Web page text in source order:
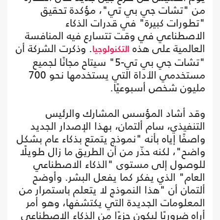
من "تشات جي بي تي"، مؤكدة تحقيق
"تطورات كبيرة" في قدرات الذكاء
الاصطناعي في وقت تتسارع فيه المنافسة
العالمية على هذه التكنولوجيا. وذكرت الشركة أن
"تشات جي بي تي-5" سيتاح مجانًا لجميع
مستخدمي الأداة التي يستخدمها نحو 700
مليون شخص أسبوعيًا.
وقد أشاد المؤسس المشارك والرئيس
التنفيذي، سام ألتمان، بهذا الإصدار الجديد
واصفًا إياه بأنه "نموذج يتمتع بذكاء عام بشكل
واضح"، لكنه حذّر من أن الطريق ما زال طويلًا
للوصول إلى مستوى "الذكاء الاصطناعي
العام" الذي يفكر كما يفعل البشر. وأوضح
ألتمان أن "هذا النموذج لا يتعلم باستمرار من
المعلومات الجديدة التي يكتشفها، وهو أمر
أراه ضروريًا ليكون جزءًا من الذكاء الاصطناعي